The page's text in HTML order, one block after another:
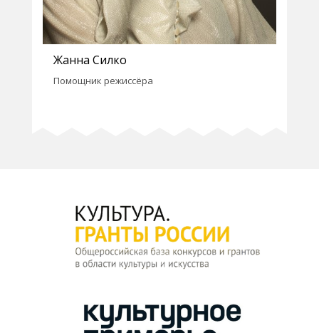
Жанна Силко
Помощник режиссёра